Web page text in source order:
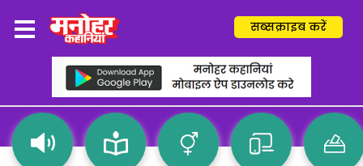
सब्सक्राइब करें